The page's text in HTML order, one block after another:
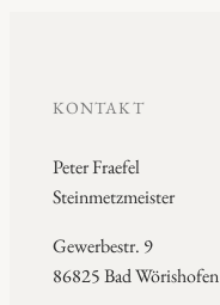
KONTAKT
Peter Fraefel
Steinmetzmeister
Gewerbestr. 9
86825 Bad Wörishofen